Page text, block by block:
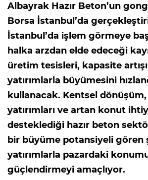
Albayrak Hazır Beton’un
Borsa İstanbul’da
İstanbul’da işlem görmeye
halka arzdan elde edeceği
üretim tesisleri, kapasite
yatırımlarla büyümesini
kullanacak. Kentsel dönüşüm,
yatırımları ve artan konut
desteklediği hazır beton
bir büyüme potansiyeli gören
yatırımlarla pazardaki
güçlendirmeyi amaçlıyor.